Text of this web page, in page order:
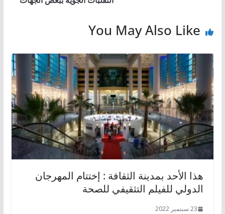
You May Also Like
هذا الأحد بمدينة الثقافة : إختتام المهرجان
الدولي للفيلم التثقيفي للصحة‎‎
23 سبتمبر 2022